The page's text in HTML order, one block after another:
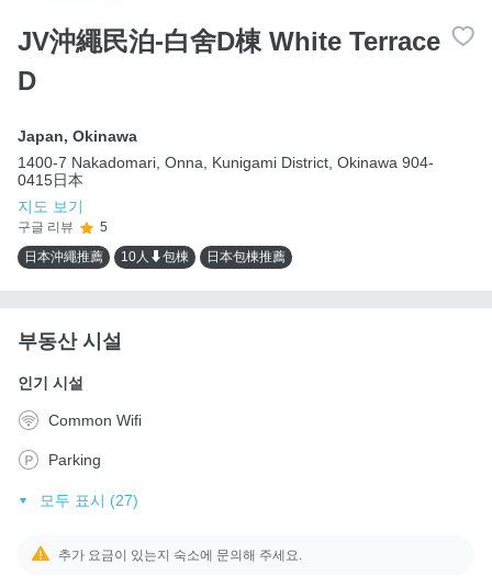
JV沖繩民泊-白舍D棟 White Terrace
D
Japan, Okinawa
1400-7 Nakadomari, Onna, Kunigami District, Okinawa 904-
0415日本
지도 보기
구글 리뷰
5
日本沖繩推薦
10人⬇包棟 日本包棟推薦
부동산 시설
인기 시설
Common Wifi
Parking
모두 표시 (27)
추가 요금이 있는지 숙소에 문의해 주세요.